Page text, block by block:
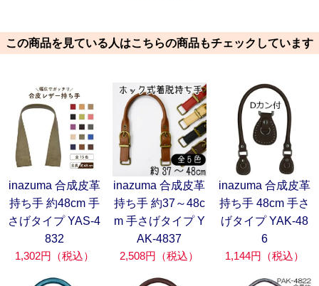
この商品を見ている人はこちらの商品もチェックしています
inazuma 合成皮革
持ち手 約48cm 手
さげタイプ YAS-4
832
1,302円（税込）
inazuma 合成皮革
持ち手 約37～48c
m 手さげタイプ Y
AK-4837
2,508円（税込）
inazuma 合成皮革
持ち手 48cm 手さ
げタイプ YAK-48
6
1,144円（税込）